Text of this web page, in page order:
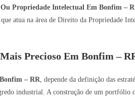
Propriedade Intelectual Em Bonfim –
atua na área de Direito da Propriedade
Precioso Em Bonfim –
Bonfim – RR , depende da definição das
industrial. A construção de um portfólio